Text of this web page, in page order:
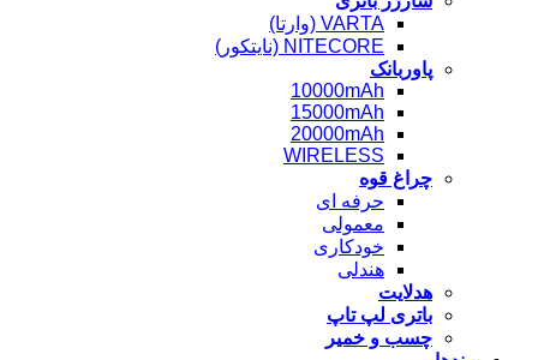
VARTA (وارتا)
NITECORE (نایتکور)
پاوربانک
10000mAh
15000mAh
20000mAh
WIRELESS
چراغ قوه
حرفه ای
معمولی
خودکاری
هندلی
هدلایت
باتری لپ تاپ
چسب و خمیر